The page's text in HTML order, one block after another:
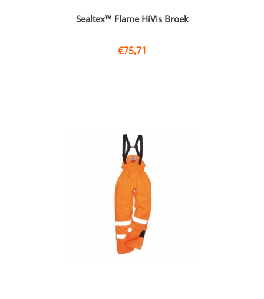
Sealtex™ Flame HiVis Broek
€75,71